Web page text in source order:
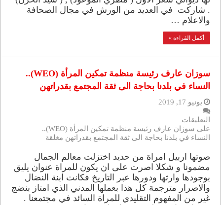
. شاركت في العديد من الورش في مجال الصحافة
والاعلام …
أكمل القراءة »
سوزان عارف رئيسة منظمة تمكين المرأة (WEO)..
النساء في بلدنا بحاجة الى ثقة المجتمع بقدراتهن
يونيو 17, 2019
التعليقات
على سوزان عارف رئيسة منظمة تمكين المرأة (WEO)..
النساء في بلدنا بحاجة الى ثقة المجتمع بقدراتهن مغلقة
صوتها اربيل امراة من حديد اختزلت معالم الجمال
مضمونا و شكلا اصرت على ان يكون للمراة عنوان يليق
بوجودها وارثها ودورها عبر التاريخ فكانت ابنة النضال
والاصرار مترجمة كل هذا بعملها المدني الذي امتاز بنضج
غير من المفهوم التقليدي للمراة السائد في مجتمعنا .